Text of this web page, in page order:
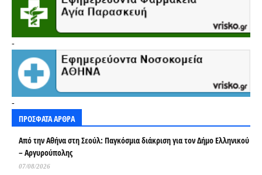
-
-
ΠΡΟΣΦΑΤΑ ΑΡΘΡΑ
Από την Αθήνα στη Σεούλ: Παγκόσμια διάκριση για τον Δήμο Ελληνικού
– Αργυρούπολης
07/08/2026